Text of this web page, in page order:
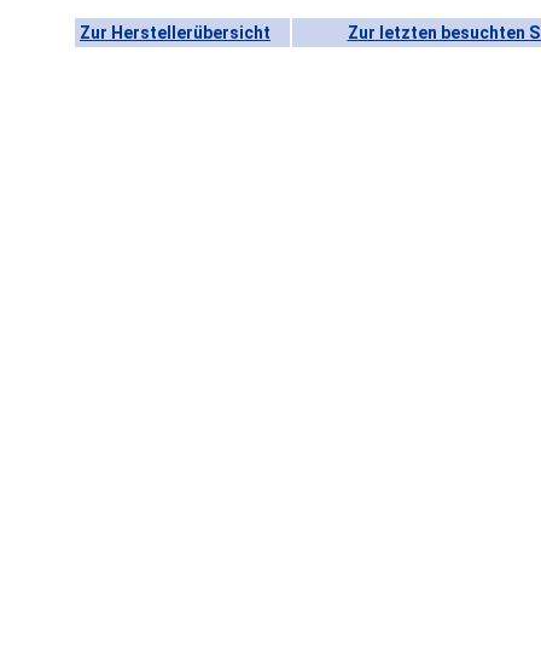
Zur Herstellerübersicht Zur letzten besuchten